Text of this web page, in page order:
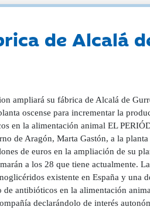
de Alcalá
ampliará su fábrica de Alcalá de
oscense para incrementar la
en la alimentación animal EL
de Aragón, Marta Gastón, a la
de euros en la ampliación de su
a los 28 que tiene actualmente.
existente en España y una
antibióticos en la alimentación
declarándolo de interés